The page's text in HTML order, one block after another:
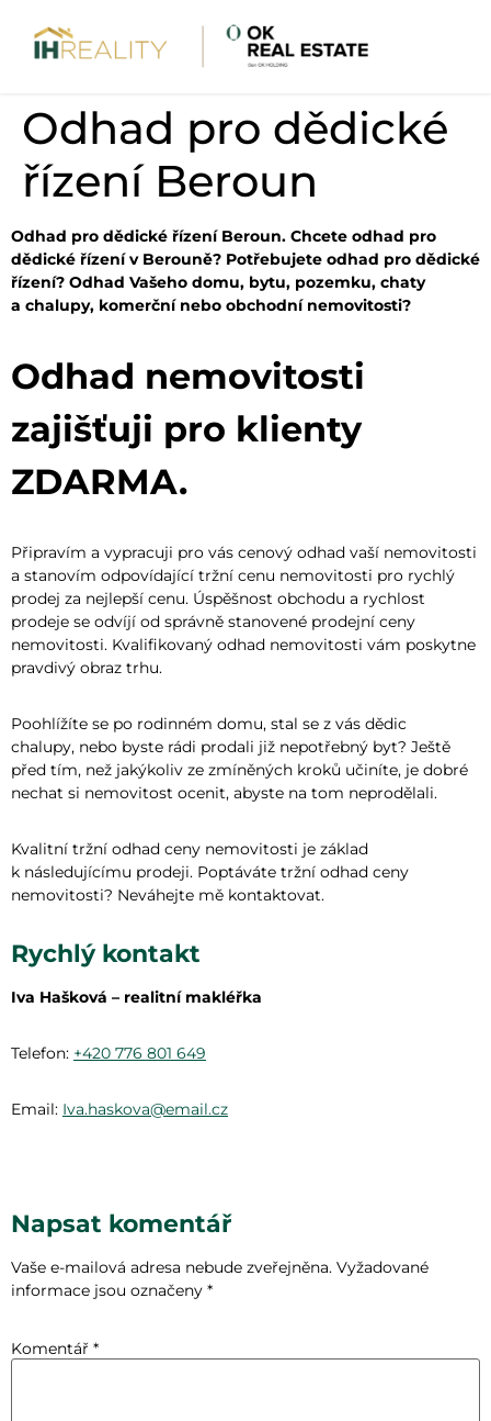
Odhad pro dědické
řízení Beroun
Odhad pro dědické řízení Beroun. Chcete odhad pro
dědické řízení v Berouně? Potřebujete odhad pro dědické
řízení? Odhad Vašeho domu, bytu, pozemku, chaty
a chalupy, komerční nebo obchodní nemovitosti?
Odhad nemovitosti
zajišťuji pro klienty
ZDARMA.
Připravím a vypracuji pro vás cenový odhad vaší nemovitosti
a stanovím odpovídající tržní cenu nemovitosti pro rychlý
prodej za nejlepší cenu. Úspěšnost obchodu a rychlost
prodeje se odvíjí od správně stanovené prodejní ceny
nemovitosti. Kvalifikovaný odhad nemovitosti vám poskytne
pravdivý obraz trhu.
Poohlížíte se po rodinném domu, stal se z vás dědic
chalupy, nebo byste rádi prodali již nepotřebný byt? Ještě
před tím, než jakýkoliv ze zmíněných kroků učiníte, je dobré
nechat si nemovitost ocenit, abyste na tom neprodělali.
Kvalitní tržní odhad ceny nemovitosti je základ
k následujícímu prodeji. Poptáváte tržní odhad ceny
nemovitosti? Neváhejte mě kontaktovat.
Rychlý kontakt
Iva Hašková – realitní makléřka
Telefon: +420 776 801 649
Email: Iva.haskova@email.cz
Napsat komentář
Vaše e-mailová adresa nebude zveřejněna. Vyžadované
informace jsou označeny *
Komentář *